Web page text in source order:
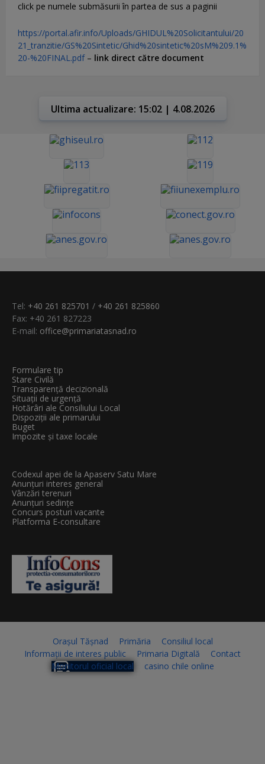
click pe numele submăsurii în partea de sus a paginii
https://portal.afir.info/Uploads/GHIDUL%20Solicitantului/20
21_tranzitie/GS%20Sintetic/Ghid%20sintetic%20sM%209.1%
20-%20FINAL.pdf– link direct către document
Ultima actualizare: 15:02 | 4.08.2026
Tel: +40 261 825701 / +40 261 825860
Fax: +40 261 827223
E-mail: office@primariatasnad.ro
Formulare tip
Stare Civilă
Transparenţă decizională
Situații de urgență
Hotărâri ale Consiliului Local
Dispoziții ale primarului
Buget
Impozite și taxe locale
Codexul apei de la Apaserv Satu Mare
Anunțuri interes general
Vânzări terenuri
Anunțuri sedințe
Concurs posturi vacante
Platforma E-consultare
Orașul Tășnad Primăria
Consiliul local
Informații de interes public
Primaria Digitală
Contact
Monitorul oficial local
casino chile online